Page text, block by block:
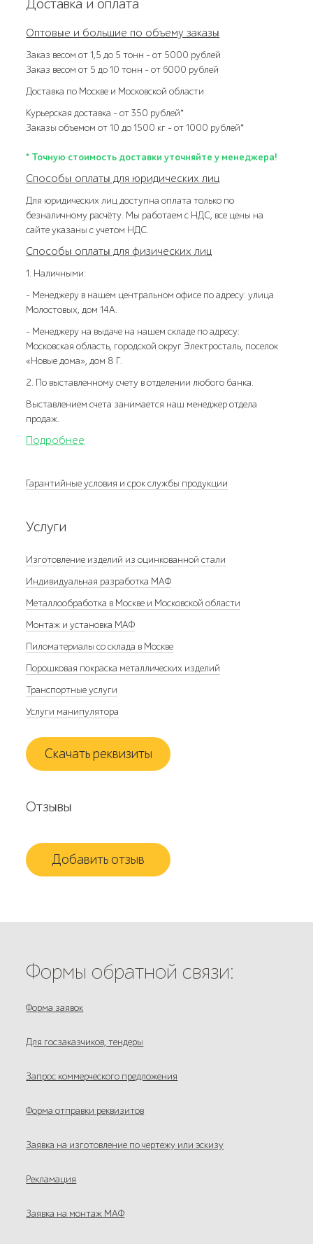
Доставка и оплата
Оптовые и большие по объему заказы
Заказ весом от 1,5 до 5 тонн – от 5000 рублей
Заказ весом от 5 до 10 тонн – от 6000 рублей
Доставка по Москве и Московской области
Курьерская доставка – от 350 рублей*
Заказы объемом от 10 до 1500 кг – от 1000 рублей*
* Точную стоимость доставки уточняйте у менеджера!
Способы оплаты для юридических лиц
Для юридических лиц доступна оплата только по
безналичному расчёту. Мы работаем с НДС, все цены на
сайте указаны с учетом НДС.
Способы оплаты для физических лиц
1. Наличными:
- Менеджеру в нашем центральном офисе по адресу: улица
Молостовых, дом 14А.
- Менеджеру на выдаче на нашем складе по адресу:
Московская область, городской округ Электросталь, поселок
«Новые дома», дом 8 Г.
2. По выставленному счету в отделении любого банка.
Выставлением счета занимается наш менеджер отдела
продаж.
Подробнее
Гарантийные условия и срок службы продукции
Услуги
Изготовление изделий из оцинкованной стали
Индивидуальная разработка МАФ
Металлообработка в Москве и Московской области
Монтаж и установка МАФ
Пиломатериалы со склада в Москве
Порошковая покраска металлических изделий
Транспортные услуги
Услуги манипулятора
Скачать реквизиты
Отзывы
Добавить отзыв
Формы обратной связи:
Форма заявок
Для госзаказчиков, тендеры
Запрос коммерческого предложения
Форма отправки реквизитов
Заявка на изготовление по чертежу или эскизу
Рекламация
Заявка на монтаж МАФ